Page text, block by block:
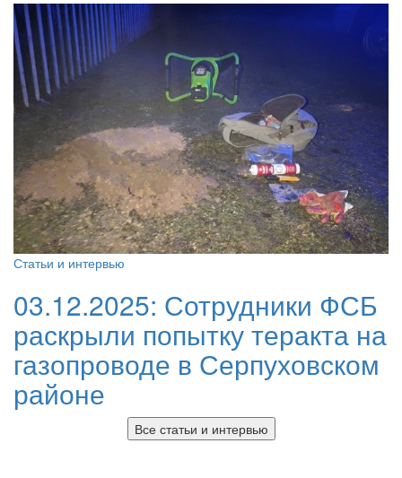
Статьи и интервью
03.12.2025: Сотрудники ФСБ
раскрыли попытку теракта на
газопроводе в Серпуховском
районе
Все статьи и интервью